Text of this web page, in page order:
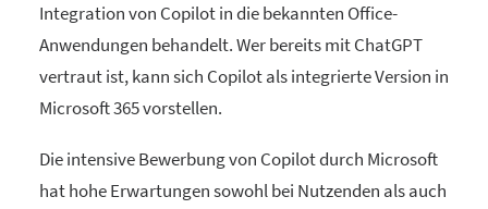
Integration von Copilot in die bekannten Office-
Anwendungen behandelt. Wer bereits mit ChatGPT
vertraut ist, kann sich Copilot als integrierte Version in
Microsoft 365 vorstellen.
Die intensive Bewerbung von Copilot durch Microsoft
hat hohe Erwartungen sowohl bei Nutzenden als auch